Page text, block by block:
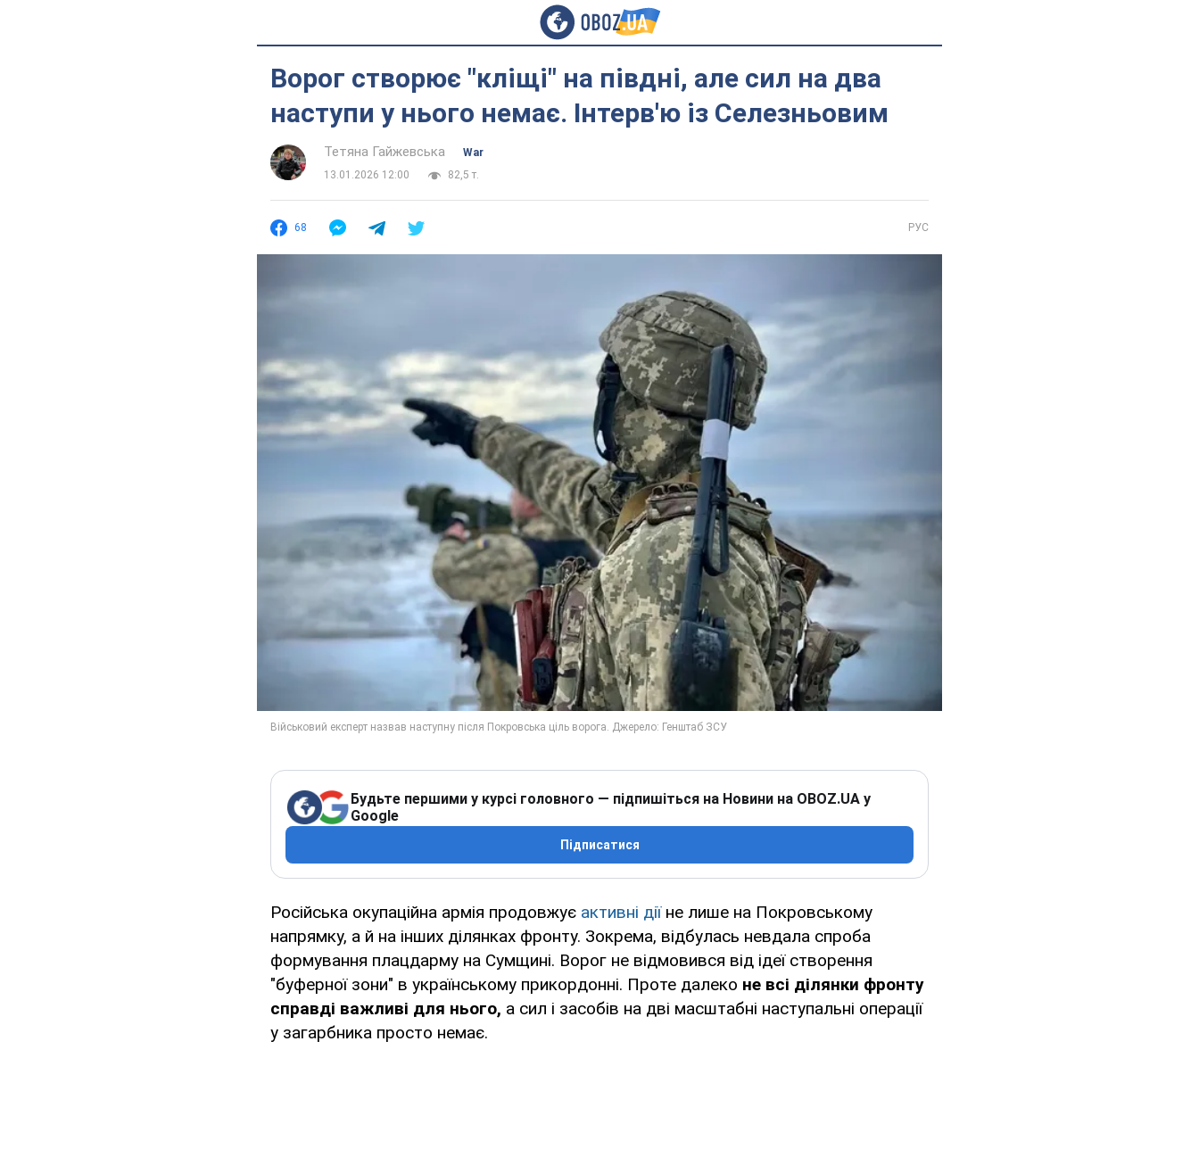
Ворог створює "кліщі" на півдні, але сил на два
наступи у нього немає. Інтерв'ю із Селезньовим
Тетяна Гайжевська
War
13.01.2026 12:00
82,5 т.
68 РУС
Будьте першими у курсі головного — підпишіться на Новини на OBOZ.UA у
Google
Підписатися
Російська окупаційна армія продовжує активні діїне лише на Покровському
напрямку, а й на інших ділянках фронту. Зокрема, відбулась невдала спроба
формування плацдарму на Сумщині. Ворог не відмовився від ідеї створення
"буферної зони" в українському прикордонні. Проте далеко не всі ділянки фронту
справді важливі для нього, а сил і засобів на дві масштабні наступальні операції
у загарбника просто немає.